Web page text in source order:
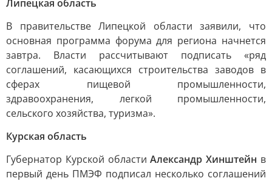
Липецкая область
В правительстве Липецкой области заявили, что
основная программа форума для региона начнется
завтра. Власти рассчитывают подписать «ряд
соглашений, касающихся строительства заводов в
сферах пищевой промышленности,
здравоохранения, легкой промышленности,
сельского хозяйства, туризма».
Курская область
Губернатор Курской областиАлександр Хинштейн в
первый день ПМЭФ подписал несколько соглашений